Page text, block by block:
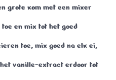
grote kom met een mixer
en mix tot het goed
toe, mix goed na elk ei,
het vanille-extract erdoor tot